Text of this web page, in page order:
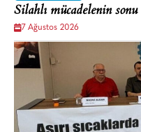
Silahlı mücadelenin
7 Ağustos 2026